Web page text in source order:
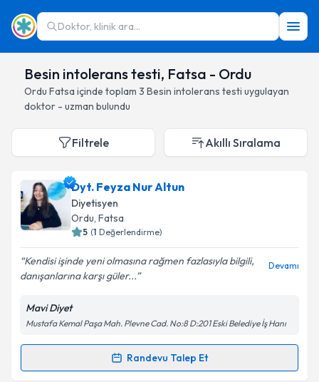
Doktor, klinik ara...
Besin intolerans testi, Fatsa - Ordu
Ordu Fatsa içinde toplam 3 Besin intolerans testi uygulayan
doktor - uzman bulundu
Filtrele Akıllı Sıralama
Dyt. Feyza Nur Altun
Diyetisyen
Ordu, Fatsa
5 (1 Değerlendirme)
Kendisi işinde yeni olmasına rağmen fazlasıyla bilgili,
danışanlarına karşı güler...
Devamı
Mavi Diyet
Mustafa Kemal Paşa Mah. Plevne Cad. No:8 D:201 Eski Belediye İş Hanı
Randevu Talep Et
Randevu Takvimi Talebi